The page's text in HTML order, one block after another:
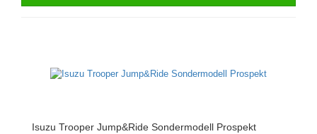
Isuzu Trooper Jump&Ride Sondermodell Prospekt